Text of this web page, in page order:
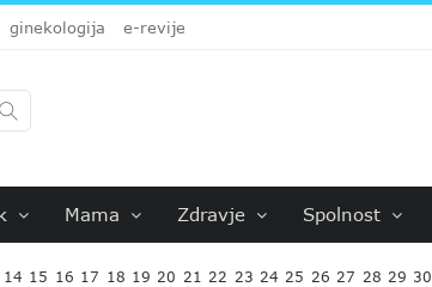
ginekologija e-revije
Mama Zdravje Spolnost
14 15 16 17 18 19 20 21 22 23 24 25 26 27 28 29 30